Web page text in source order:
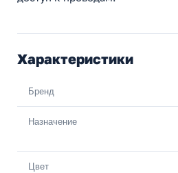
Характеристики
Бренд
Назначение
Цвет